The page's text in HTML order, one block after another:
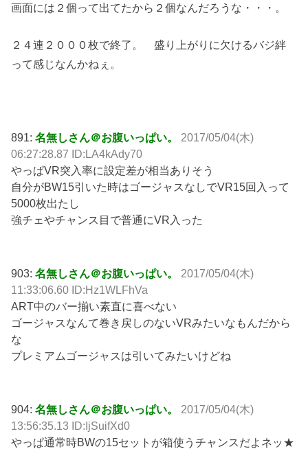
画面には２個って出てたから２個なんだろうな・・・。
２４連２０００枚で終了。 盛り上がりに欠けるバジ絆
って感じなんかねぇ。
891:名無しさん＠お腹いっぱい。
2017/05/04(木)
06:27:28.87 ID:LA4kAdy70
やっぱVR突入率に設定差が相当ありそう
自分がBW15引いた時はゴージャスなしでVR15回入って
5000枚出たし
強チェやチャンス目で普通にVR入った
903:名無しさん＠お腹いっぱい。
2017/05/04(木)
11:33:06.60 ID:Hz1WLFhVa
ART中のバー揃い素直に喜べない
ゴージャスなんて巻き戻しのないVRみたいなもんだから
な
プレミアムゴージャスは引いてみたいけどね
904:名無しさん＠お腹いっぱい。
2017/05/04(木)
13:56:35.13 ID:IjSuifXd0
やっぱ通常時BWの15セットが箱使うチャンスだよネッ★